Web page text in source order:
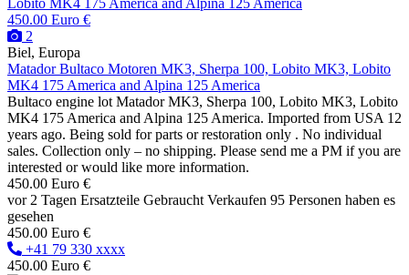
450.00 Euro €
2
Biel, Europa
Matador Bultaco Motoren MK3, Sherpa 100, Lobito MK3, Lobito
MK4 175 America and Alpina 125 America
Bultaco engine lot Matador MK3, Sherpa 100, Lobito MK3, Lobito
MK4 175 America and Alpina 125 America. Imported from USA 12
years ago. Being sold for parts or restoration only . No individual
sales. Collection only – no shipping. Please send me a PM if you are
interested or would like more information.
450.00 Euro €
vor 2 Tagen Ersatzteile Gebraucht Verkaufen 95 Personen haben es
gesehen
450.00 Euro €
+41 79 330 xxxx
450.00 Euro €